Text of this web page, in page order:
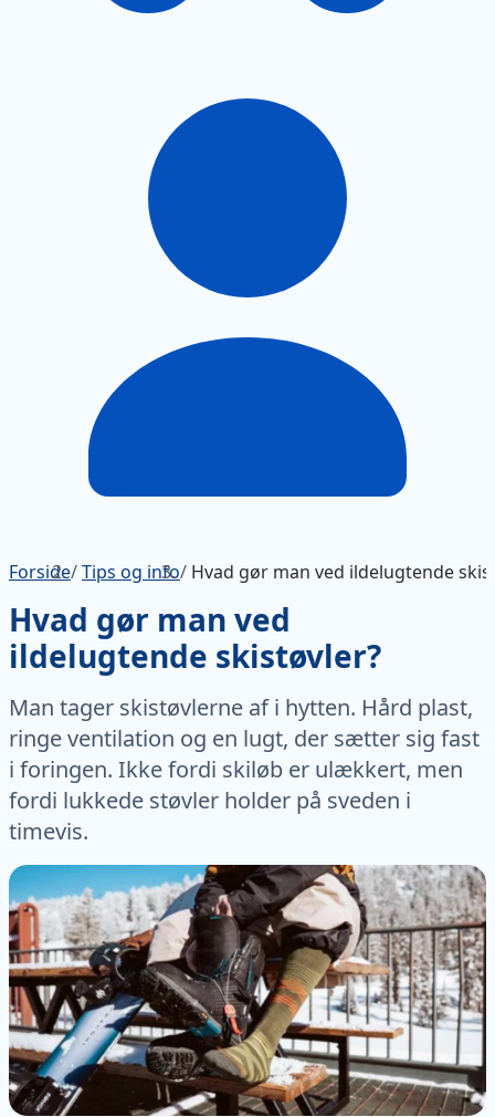
Forside/Tips og info/ Hvad gør man ved ildelugtende
Hvad gør man ved
ildelugtende skistøvler?
Man tager skistøvlerne af i hytten. Hård plast,
ringe ventilation og en lugt, der sætter sig fast
i foringen. Ikke fordi skiløb er ulækkert, men
fordi lukkede støvler holder på sveden i
timevis.